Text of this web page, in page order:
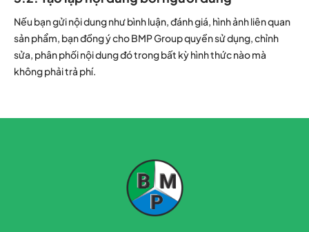
Nếu bạn gửi nội dung như bình luận, đánh giá, hình ảnh liên quan
sản phẩm, bạn đồng ý cho BMP Group quyền sử dụng, chỉnh
sửa, phân phối nội dung đó trong bất kỳ hình thức nào mà
không phải trả phí.